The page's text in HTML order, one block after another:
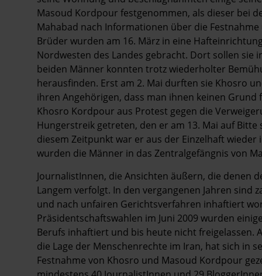
Masoud Kordpour festgenommen, als dieser bei
Mahabad nach Informationen über die
Brüder wurden am 16. März in eine
Nordwesten des Landes gebracht. Dort sollen sie
beiden Männer konnten trotz wiederholter
herausfinden. Erst am 2. Mai durften sie Khosro
ihren Angehörigen, dass man ihnen keinen
Khosro Kordpour aus Protest gegen die
Hungerstreik getreten, den er am 13. Mai auf
diesem Zeitpunkt war er aus der Einzelhaft wieder
wurden die Männer in das Zentralgefängnis von
JournalistInnen, die Ansichten äußern, die denen
Langem verfolgt. In den vergangenen Jahren
und nach unfairen Gerichtsverfahren inhaftiert
Präsidentschaftswahlen im Juni 2009 wurden
Berufs inhaftiert und bis heute nicht freigelassen.
die Lage der Menschenrechte im Iran, hat sich in
Festnahme von Khosro und Masoud Kordpour